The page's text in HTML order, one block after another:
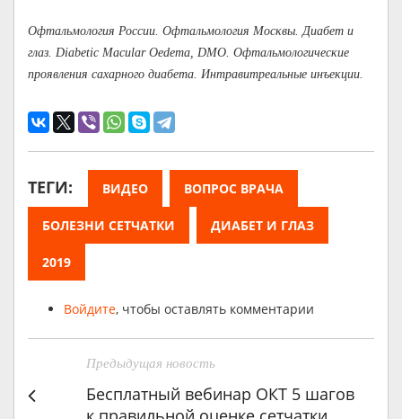
Офтальмология России. Офтальмология Москвы. Диабет и
глаз. Diabetic Macular Oedema, DMO. Офтальмологические
проявления сахарного диабета. Интравитреальные инъекции.
ТЕГИ: ВИДЕО ВОПРОС ВРАЧА
БОЛЕЗНИ СЕТЧАТКИ ДИАБЕТ И ГЛАЗ
2019
Войдите, чтобы оставлять комментарии
Предыдущая новость
Бесплатный вебинар ОКТ 5 шагов